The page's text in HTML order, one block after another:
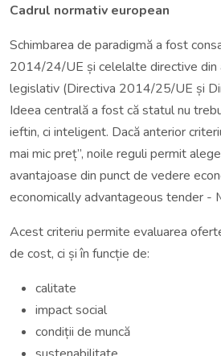
Cadrul normativ european
Schimbarea de paradigmă a fost
2014/24/UE și celelalte directive din
legislativ (Directiva 2014/25/UE și
Ideea centrală a fost că statul nu
ieftin, ci inteligent. Dacă anterior
mai mic preț”, noile reguli permit
avantajoase din punct de vedere
economically advantageous tender -
Acest criteriu permite evaluarea
de cost, ci și în funcție de:
calitate
impact social
condiții de muncă